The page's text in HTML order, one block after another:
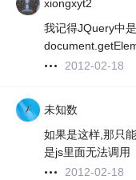
xiongxyt2
我记得JQuery中
2012-02-18
未知数
如果是这样,那只
是js里面无法调用
2012-02-18